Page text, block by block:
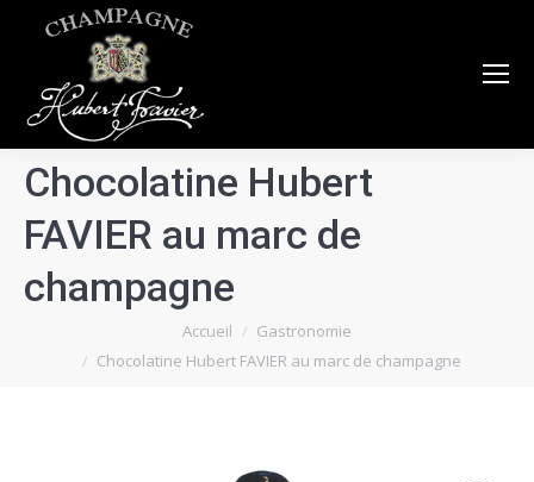
Chocolatine Hubert
FAVIER au marc de
champagne
Accueil
Gastronomie
Chocolatine Hubert FAVIER au marc de champagne